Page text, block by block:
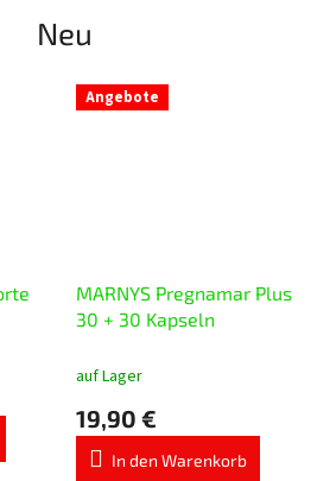
Neu
Angebote
MARNYS Pregnamar Plus
30 + 30 Kapseln
auf Lager
19,90 €
In den Warenkorb